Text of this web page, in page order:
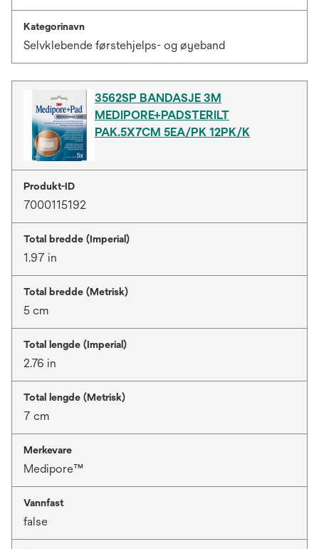
Kategorinavn
Selvklebende førstehjelps- og øyeband
3562SP BANDASJE 3M
MEDIPORE+PADSTERILT
PAK.5X7CM 5EA/PK 12PK/K
Produkt-ID
7000115192
Total bredde (Imperial)
1.97 in
Total bredde (Metrisk)
5 cm
Total lengde (Imperial)
2.76 in
Total lengde (Metrisk)
7 cm
Merkevare
Medipore™
Vannfast
false